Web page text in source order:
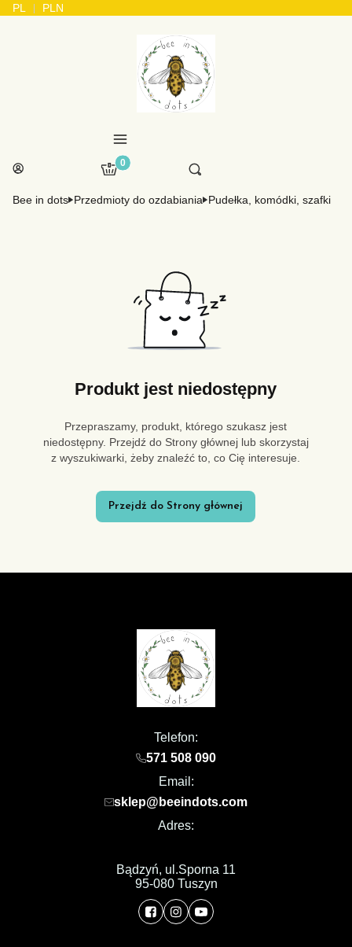
PL PLN
Menu
Zaloguj się Produkty w koszyku: 0. Zobacz szczegóły
Koszyk Otwórz wyszukiwarkę
Szukaj
Bee in dots Przedmioty do ozdabiania Pudełka, komódki, szafki
Produkt jest niedostępny
Przepraszamy, produkt, którego szukasz jest
niedostępny. Przejdź do Strony głównej lub skorzystaj
z wyszukiwarki, żeby znaleźć to, co Cię interesuje.
Przejdź do Strony głównej
Telefon:
571 508 090
Email:
sklep@beeindots.com
Adres:
Bądzyń, ul.Sporna 11
95-080 Tuszyn